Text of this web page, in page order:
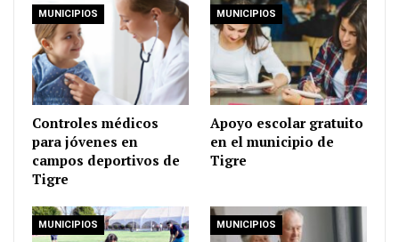
MUNICIPIOS
Controles médicos
para jóvenes en
campos deportivos de
Tigre
MUNICIPIOS
Apoyo escolar gratuito
en el municipio de
Tigre
MUNICIPIOS MUNICIPIOS